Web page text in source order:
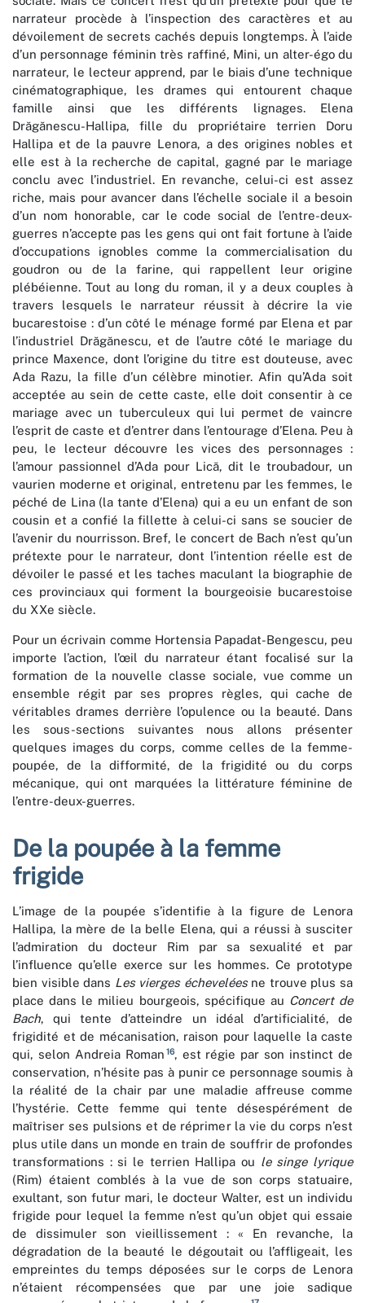
narrateur procède à l’inspection des caractères et au
dévoilement de secrets cachés depuis longtemps. À l’aide
d’un personnage féminin très raffiné, Mini, un alter-égo du
narrateur, le lecteur apprend, par le biais d’une technique
cinématographique, les drames qui entourent chaque
famille ainsi que les différents lignages. Elena
Drăgănescu-Hallipa, fille du propriétaire terrien Doru
Hallipa et de la pauvre Lenora, a des origines nobles et
elle est à la recherche de capital, gagné par le mariage
conclu avec l’industriel. En revanche, celui-ci est assez
riche, mais pour avancer dans l’échelle sociale il a besoin
d’un nom honorable, car le code social de l’entre-deux-
guerres n’accepte pas les gens qui ont fait fortune à l’aide
d’occupations ignobles comme la commercialisation du
goudron ou de la farine, qui rappellent leur origine
plébéienne. Tout au long du roman, il y a deux couples à
travers lesquels le narrateur réussit à décrire la vie
bucarestoise : d’un côté le ménage formé par Elena et par
l’industriel Drăgănescu, et de l’autre côté le mariage du
prince Maxence, dont l’origine du titre est douteuse, avec
Ada Razu, la fille d’un célèbre minotier. Afin qu’Ada soit
acceptée au sein de cette caste, elle doit consentir à ce
mariage avec un tuberculeux qui lui permet de vaincre
l’esprit de caste et d’entrer dans l’entourage d’Elena. Peu à
peu, le lecteur découvre les vices des personnages :
l’amour passionnel d’Ada pour Lică, dit le troubadour, un
vaurien moderne et original, entretenu par les femmes, le
péché de Lina (la tante d’Elena) qui a eu un enfant de son
cousin et a confié la fillette à celui-ci sans se soucier de
l’avenir du nourrisson. Bref, le concert de Bach n’est qu’un
prétexte pour le narrateur, dont l’intention réelle est de
dévoiler le passé et les taches maculant la biographie de
ces provinciaux qui forment la bourgeoisie bucarestoise
du XXe siècle.
Pour un écrivain comme Hortensia Papadat-Bengescu, peu
importe l’action, l’œil du narrateur étant focalisé sur la
formation de la nouvelle classe sociale, vue comme un
ensemble régit par ses propres règles, qui cache de
véritables drames derrière l’opulence ou la beauté. Dans
les sous-sections suivantes nous allons présenter
quelques images du corps, comme celles de la femme-
poupée, de la difformité, de la frigidité ou du corps
mécanique, qui ont marquées la littérature féminine de
l’entre-deux-guerres.
De la poupée à la femme
frigide
L’image de la poupée s’identifie à la figure de Lenora
Hallipa, la mère de la belle Elena, qui a réussi à susciter
l’admiration du docteur Rim par sa sexualité et par
l’influence qu’elle exerce sur les hommes. Ce prototype
bien visible dans Les vierges écheveléesne trouve plus sa
place dans le milieu bourgeois, spécifique au Concert de
Bach, qui tente d’atteindre un idéal d’artificialité, de
frigidité et de mécanisation, raison pour laquelle la caste
qui, selon Andreia Roman 16, est régie par son instinct de
conservation, n’hésite pas à punir ce personnage soumis à
la réalité de la chair par une maladie affreuse comme
l’hystérie. Cette femme qui tente désespérément de
maîtriser ses pulsions et de réprimer la vie du corps n’est
plus utile dans un monde en train de souffrir de profondes
transformations : si le terrien Hallipa ou le singe lyrique
(Rim) étaient comblés à la vue de son corps statuaire,
exultant, son futur mari, le docteur Walter, est un individu
frigide pour lequel la femme n’est qu’un objet qui essaie
de dissimuler son vieillissement : « En revanche, la
dégradation de la beauté le dégoutait ou l’affligeait, les
empreintes du temps déposées sur le corps de Lenora
n’étaient récompensées que par une joie sadique